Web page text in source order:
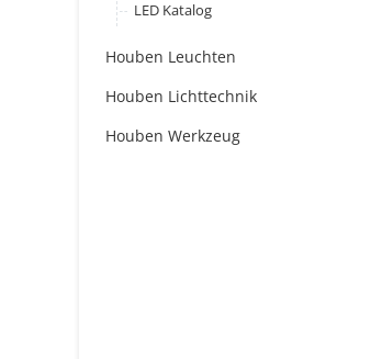
LED Katalog
Houben Leuchten
Houben Lichttechnik
Houben Werkzeug